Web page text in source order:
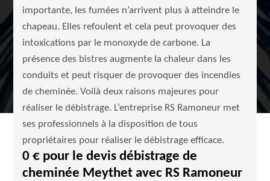
importante, les fumées n’arrivent plus à atteindre le
chapeau. Elles refoulent et cela peut provoquer des
intoxications par le monoxyde de carbone. La
présence des bistres augmente la chaleur dans les
conduits et peut risquer de provoquer des incendies
de cheminée. Voilà deux raisons majeures pour
réaliser le débistrage. L’entreprise RS Ramoneur met
ses professionnels à la disposition de tous
propriétaires pour réaliser le débistrage efficace.
0 € pour le devis débistrage de
cheminée Meythet avec RS Ramoneur